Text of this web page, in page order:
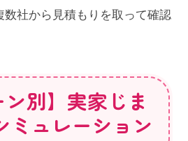
数社から見積もりを取って確認
ン別】実家じま
ミュレーション